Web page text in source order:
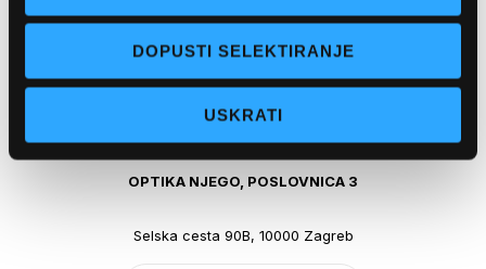
DOPUSTI SELEKTIRANJE
USKRATI
Pon - pet: 07 - 21h,
Sub: 07-21h
webshop@optikanjego.hr
OPTIKA NJEGO, POSLOVNICA 3
Selska cesta 90B, 10000 Zagreb